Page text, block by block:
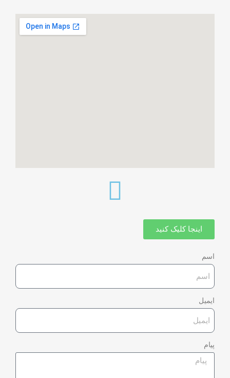
اینجا کلیک کنید
اسم
ایمیل
پیام